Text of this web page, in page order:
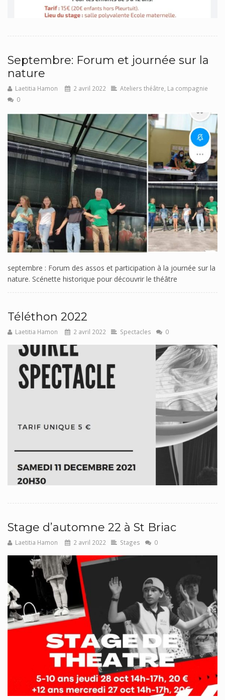
Septembre: Forum et journée sur la
nature
Laetitia Hamon 2 avril 2022 Ateliers théâtre La compagnie
0
septembre : Forum des assos et participation à la journée sur la
nature. Scénette historique pour découvrir le théâtre
Téléthon 2022
Laetitia Hamon 2 avril 2022 Spectacles 0
Stage d’automne 22 à St Briac
Laetitia Hamon 2 avril 2022 Stages 0